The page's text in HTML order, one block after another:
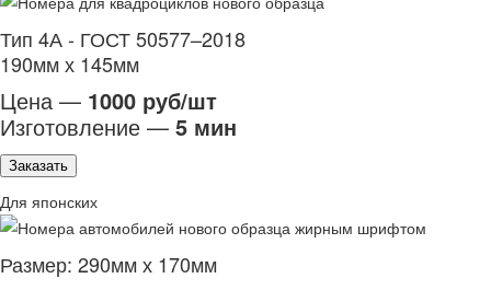
Тип 4А - ГОСТ 50577–2018
190мм х 145мм
Цена — 1000 руб/шт
Изготовление — 5 мин
Заказать
Для японских
Размер: 290мм х 170мм